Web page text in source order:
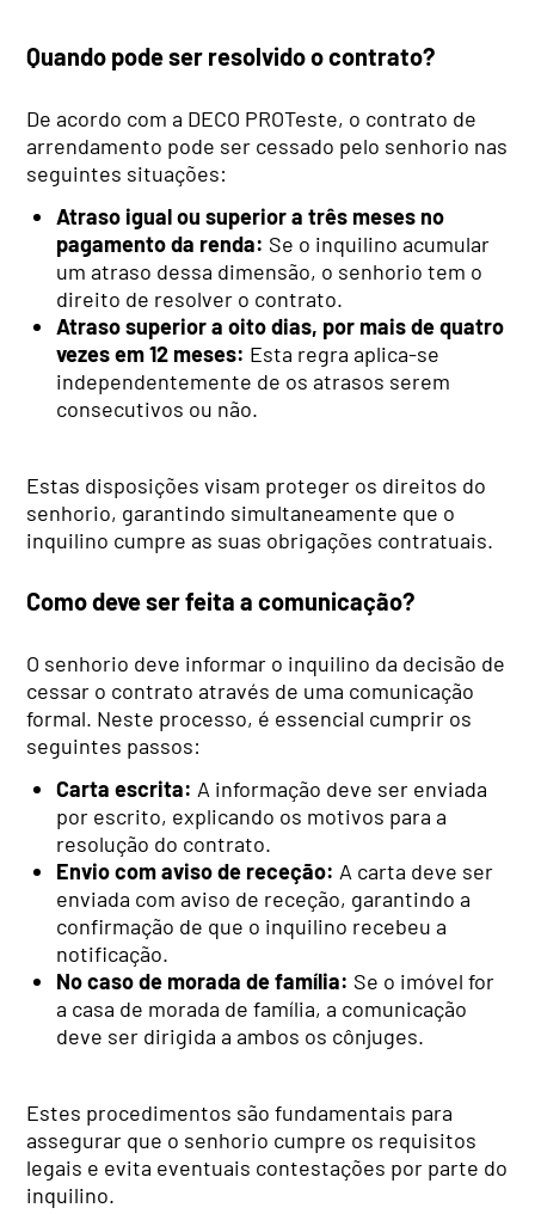
Quando pode ser resolvido o contrato?
De acordo com a DECO PROTeste, o contrato de
arrendamento pode ser cessado pelo senhorio nas
seguintes situações:
Atraso igual ou superior a três meses no
pagamento da renda: Se o inquilino acumular
um atraso dessa dimensão, o senhorio tem o
direito de resolver o contrato.
Atraso superior a oito dias, por mais de quatro
vezes em 12 meses: Esta regra aplica-se
independentemente de os atrasos serem
consecutivos ou não.
Estas disposições visam proteger os direitos do
senhorio, garantindo simultaneamente que o
inquilino cumpre as suas obrigações contratuais.
Como deve ser feita a comunicação?
O senhorio deve informar o inquilino da decisão de
cessar o contrato através de uma comunicação
formal. Neste processo, é essencial cumprir os
seguintes passos:
Carta escrita: A informação deve ser enviada
por escrito, explicando os motivos para a
resolução do contrato.
Envio com aviso de receção: A carta deve ser
enviada com aviso de receção, garantindo a
confirmação de que o inquilino recebeu a
notificação.
No caso de morada de família: Se o imóvel for
a casa de morada de família, a comunicação
deve ser dirigida a ambos os cônjuges.
Estes procedimentos são fundamentais para
assegurar que o senhorio cumpre os requisitos
legais e evita eventuais contestações por parte do
inquilino.